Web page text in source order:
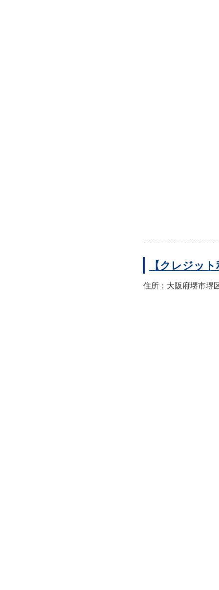
【クレジッ
住所：大阪府堺市堺